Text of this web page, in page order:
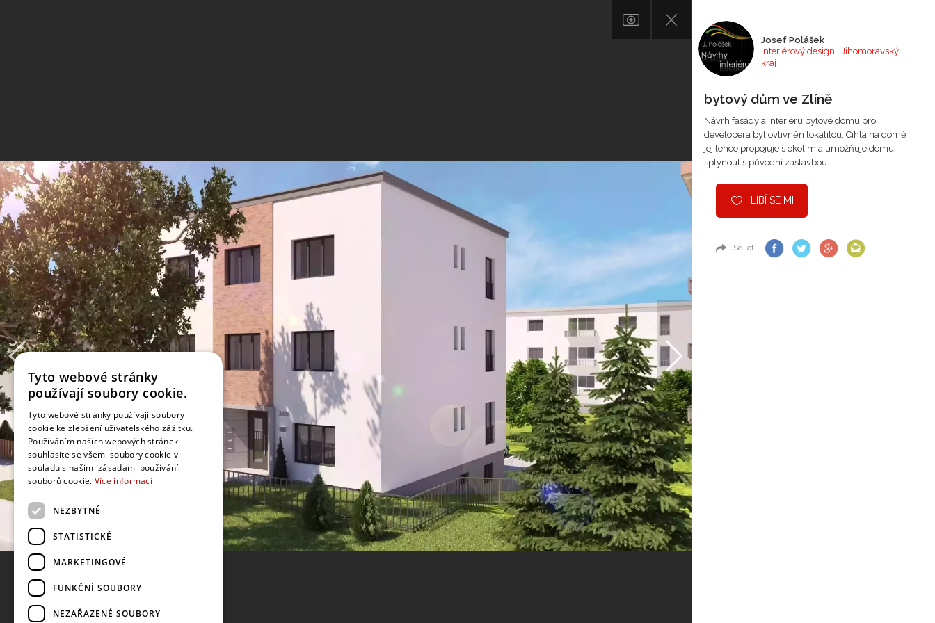
Josef Polášek
Interiérový design | Jihomoravský
kraj
bytový dům ve Zlíně
Návrh fasády a interiéru bytové domu pro
developera byl ovlivněn lokalitou. Cihla na domě
jej lehce propojuje s okolím a umožňuje domu
splynout s původní zástavbou.
LÍBÍ SE MI
Sdílet
Tyto webové stránky
používají soubory cookie.
Tyto webové stránky používají soubory
cookie ke zlepšení uživatelského zážitku.
Používáním našich webových stránek
souhlasíte se všemi soubory cookie v
souladu s našimi zásadami používání
souborů cookie. Více informací
NEZBYTNÉ
STATISTICKÉ
MARKETINGOVÉ
FUNKČNÍ SOUBORY
NEZAŘAZENÉ SOUBORY